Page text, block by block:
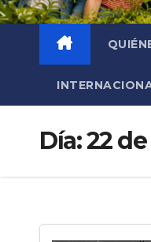
Día:22